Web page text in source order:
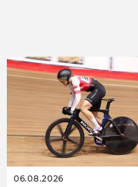
06.08.2026